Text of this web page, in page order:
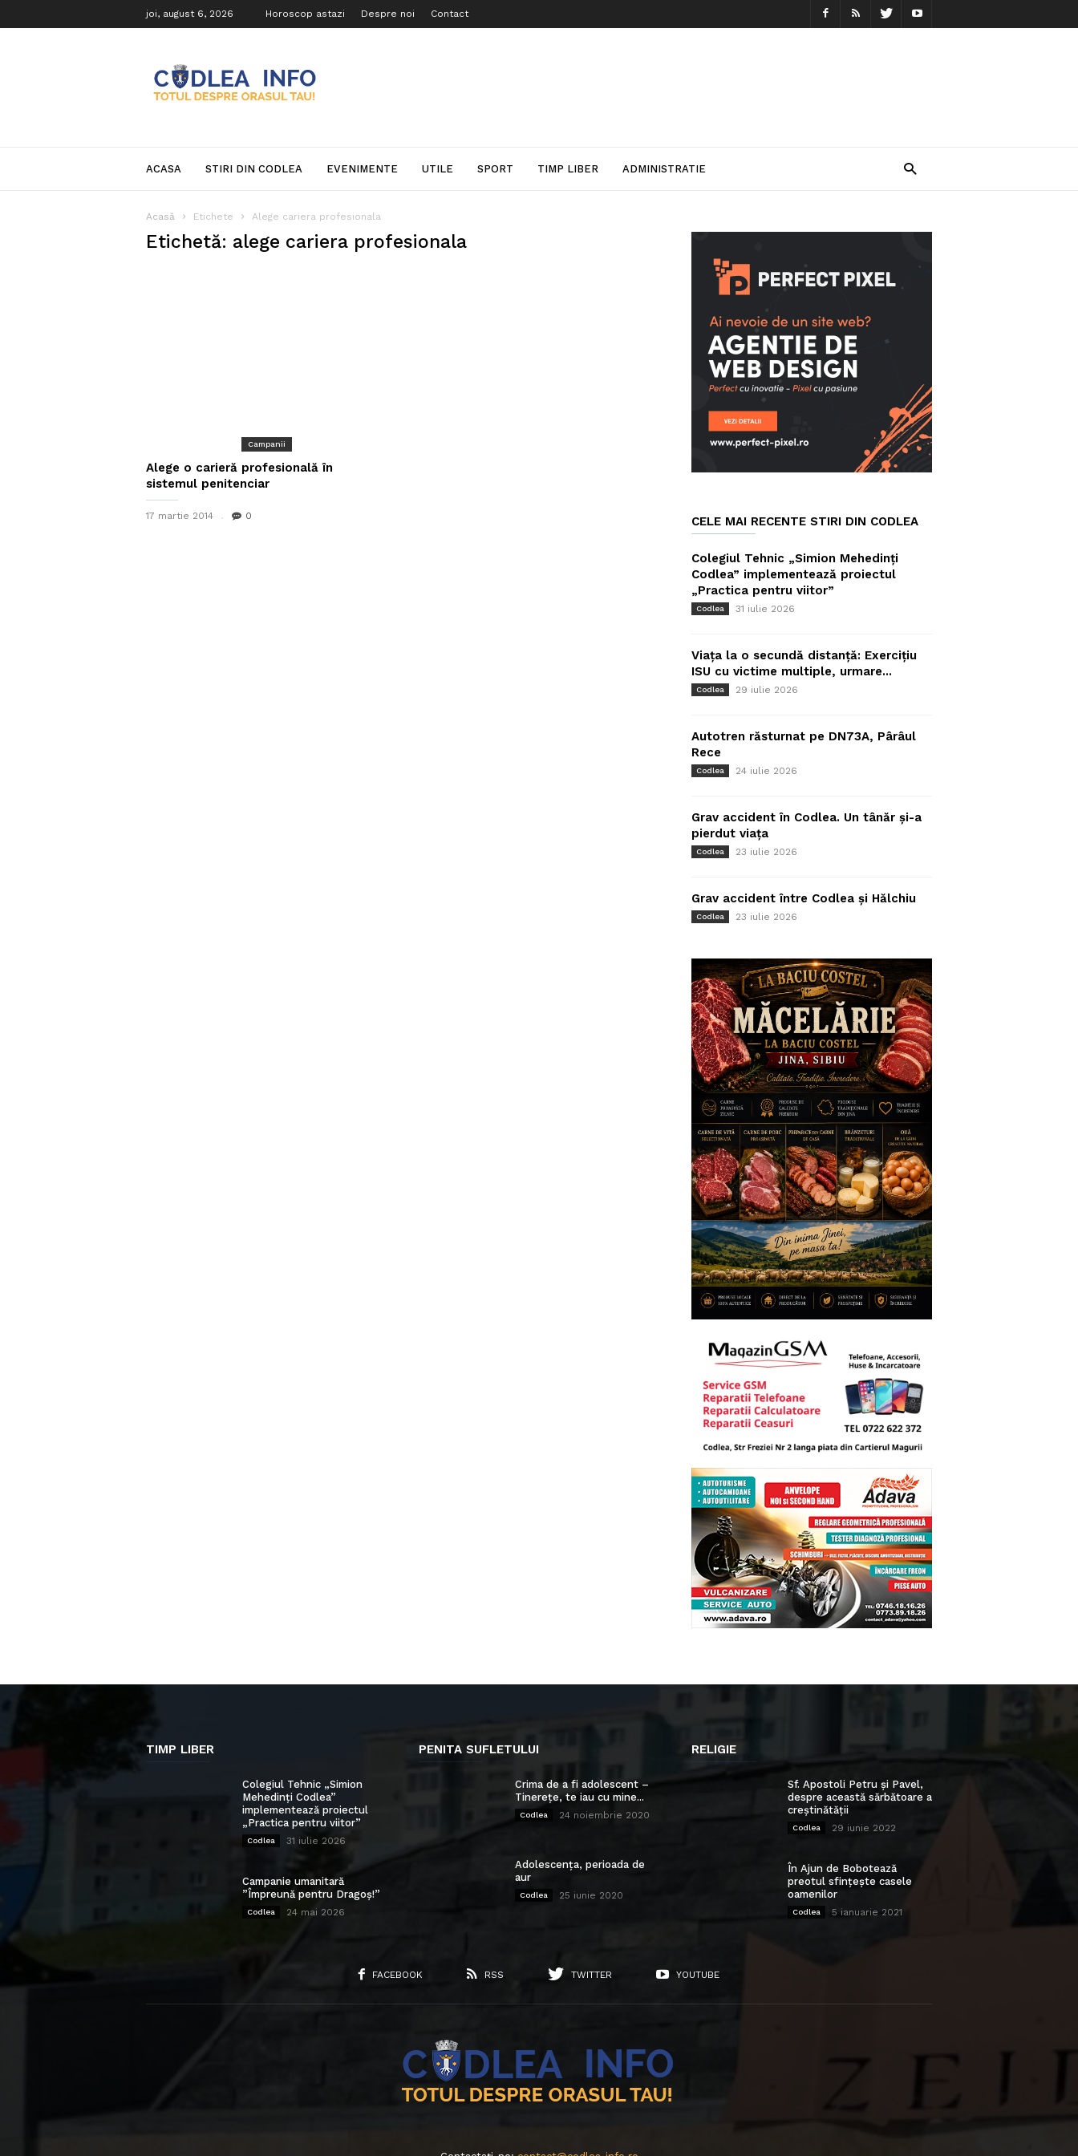
joi, august 6, 2026 Horoscop astazi Despre noi Contact
Info
ACASA STIRI DIN CODLEA EVENIMENTE UTILE SPORT TIMP LIBER ADMINISTRATIE
Acasă Etichete Alege cariera profesionala
Etichetă: alege cariera profesionala
Campanii
Alege o carieră profesională în
sistemul penitenciar
17 martie 2014 0 CELE MAI RECENTE STIRI DIN CODLEA
Colegiul Tehnic „Simion Mehedinți
Codlea” implementează proiectul
„Practica pentru viitor”
Codlea 31 iulie 2026
Viața la o secundă distanță: Exercițiu
ISU cu victime multiple, urmare...
Codlea 29 iulie 2026
Autotren răsturnat pe DN73A, Pârâul
Rece
Codlea 24 iulie 2026
Grav accident în Codlea. Un tânăr și-a
pierdut viața
Codlea 23 iulie 2026
Grav accident între Codlea și Hălchiu
Codlea 23 iulie 2026
TIMP LIBER
Colegiul Tehnic „Simion
Mehedinți Codlea”
implementează proiectul
„Practica pentru viitor”
Codlea 31 iulie 2026
Campanie umanitară
”Împreună pentru Dragoș!”
Codlea 24 mai 2026
PENITA SUFLETULUI
Crima de a fi adolescent –
Tinerețe, te iau cu mine...
Codlea 24 noiembrie 2020
Adolescența, perioada de
aur
Codlea 25 iunie 2020
RELIGIE
Sf. Apostoli Petru și Pavel,
despre această sărbătoare a
creștinătății
Codlea 29 iunie 2022
În Ajun de Bobotează
preotul sfințește casele
oamenilor
Codlea 5 ianuarie 2021
FACEBOOK RSS TWITTER YOUTUBE